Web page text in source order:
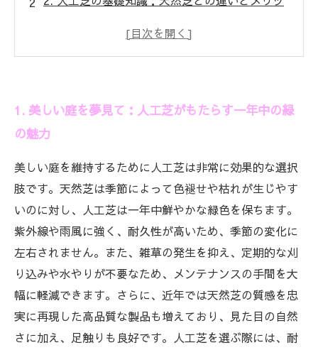
の具体的な方法
5. 快適なエクステリア完成：一年中楽しめる人
6. 人工芝の多様な活用例：庭だけじゃない使い
道とは？
7. 未来の庭作りに向けて：人工芝が拓く新しい
エクステリアの可能性
1. 美しい庭を夢見て：人工芝がもたらす一年中の緑
の魅力
美しい庭を維持するために人工芝は非常に効果的な選択
肢です。天然芝は季節によって色褪せや枯れが生じやす
いのに対し、人工芝は一年中鮮やかな緑色を保ちます。
紫外線や雨風に強く、耐久性が高いため、季節の変化に
左右されません。また、雑草の発生を抑え、定期的な刈
り込みや水やりが不要なため、メンテナンスの手間を大
幅に軽減できます。さらに、近年では天然芝の質感を忠
実に再現した高品質な製品も増えており、見た目の自然
さに加え、足触りも良好です。人工芝を選ぶ際には、耐